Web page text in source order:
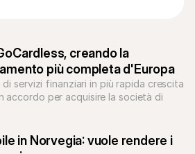
creando la
più completa d'Europa
servizi finanziari in più rapida crescita
accordo per acquisire la società di
in Norvegia: vuole rendere i